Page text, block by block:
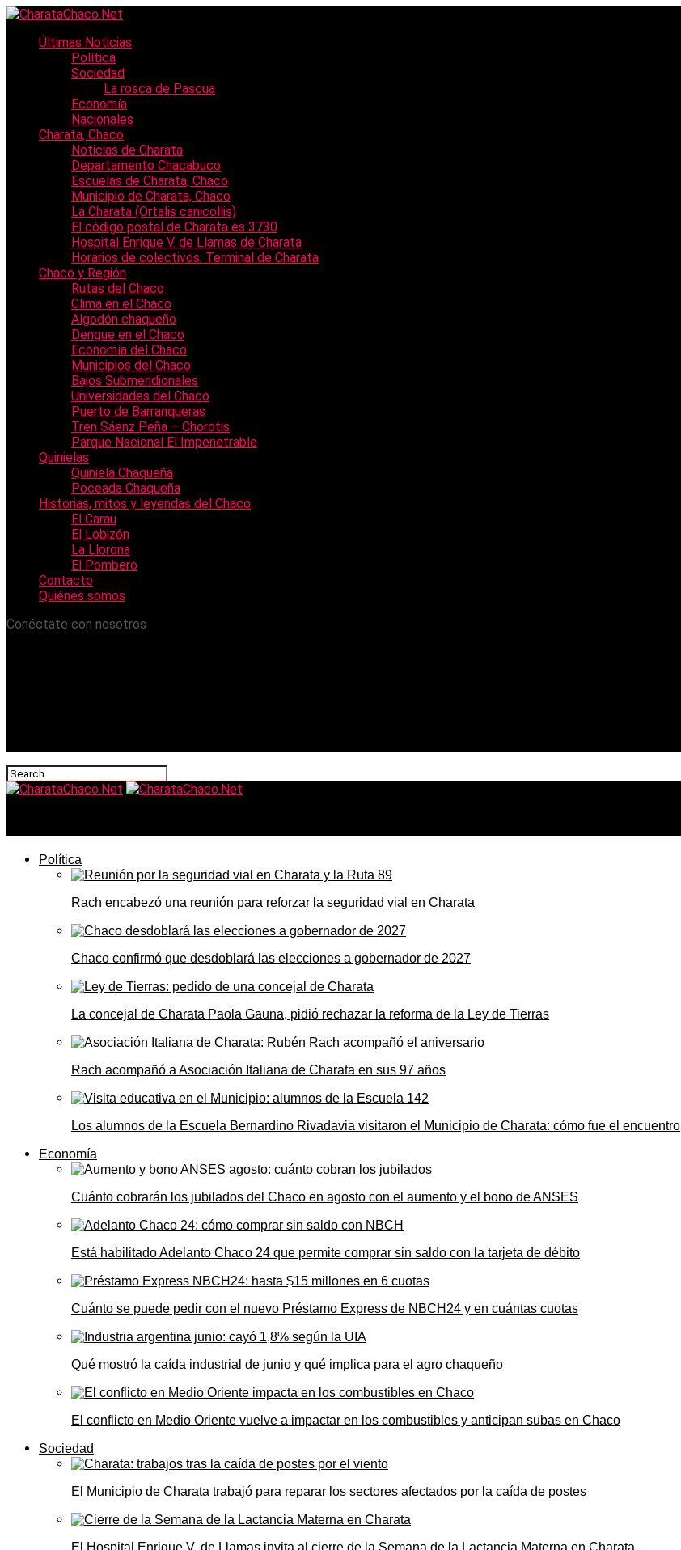
Últimas Noticias
Política
Sociedad
La rosca de Pascua
Economía
Nacionales
Charata, Chaco
Noticias de Charata
Departamento Chacabuco
Escuelas de Charata, Chaco
Municipio de Charata, Chaco
La Charata (Ortalis canicollis)
El código postal de Charata es 3730
Hospital Enrique V. de Llamas de Charata
Horarios de colectivos: Terminal de Charata
Chaco y Región
Rutas del Chaco
Clima en el Chaco
Algodón chaqueño
Dengue en el Chaco
Economía del Chaco
Municipios del Chaco
Bajos Submeridionales
Universidades del Chaco
Puerto de Barranqueras
Tren Sáenz Peña – Chorotis
Parque Nacional El Impenetrable
Quinielas
Quiniela Chaqueña
Poceada Chaqueña
Historias, mitos y leyendas del Chaco
El Carau
El Lobizón
La Llorona
El Pombero
Contacto
Quiénes somos
Conéctate con nosotros
Política
Rach encabezó una reunión para reforzar la seguridad vial en Charata
Chaco confirmó que desdoblará las elecciones a gobernador de 2027
La concejal de Charata Paola Gauna, pidió rechazar la reforma de la Ley de Tierras
Rach acompañó a Asociación Italiana de Charata en sus 97 años
Los alumnos de la Escuela Bernardino Rivadavia visitaron el Municipio de Charata: cómo fue el encuentro
Economía
Cuánto cobrarán los jubilados del Chaco en agosto con el aumento y el bono de ANSES
Está habilitado Adelanto Chaco 24 que permite comprar sin saldo con la tarjeta de débito
Cuánto se puede pedir con el nuevo Préstamo Express de NBCH24 y en cuántas cuotas
Qué mostró la caída industrial de junio y qué implica para el agro chaqueño
El conflicto en Medio Oriente vuelve a impactar en los combustibles y anticipan subas en Chaco
Sociedad
El Municipio de Charata trabajó para reparar los sectores afectados por la caída de postes
El Hospital Enrique V. de Llamas invita al cierre de la Semana de la Lactancia Materna en Charata